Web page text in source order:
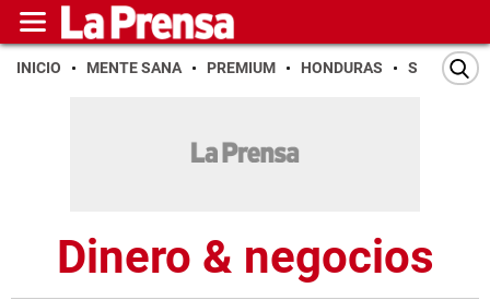
INICIO MENTE SANA PREMIUM HONDURAS SAN PEDRO
Dinero & negocios